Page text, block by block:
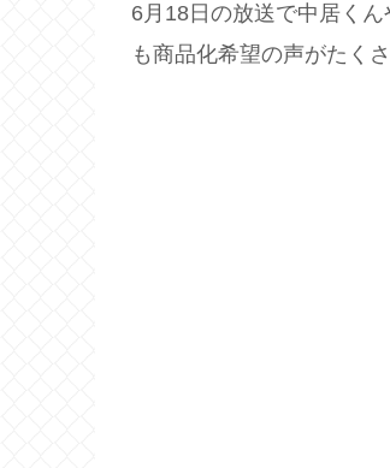
6月18日の放送で中居く
も商品化希望の声がたく